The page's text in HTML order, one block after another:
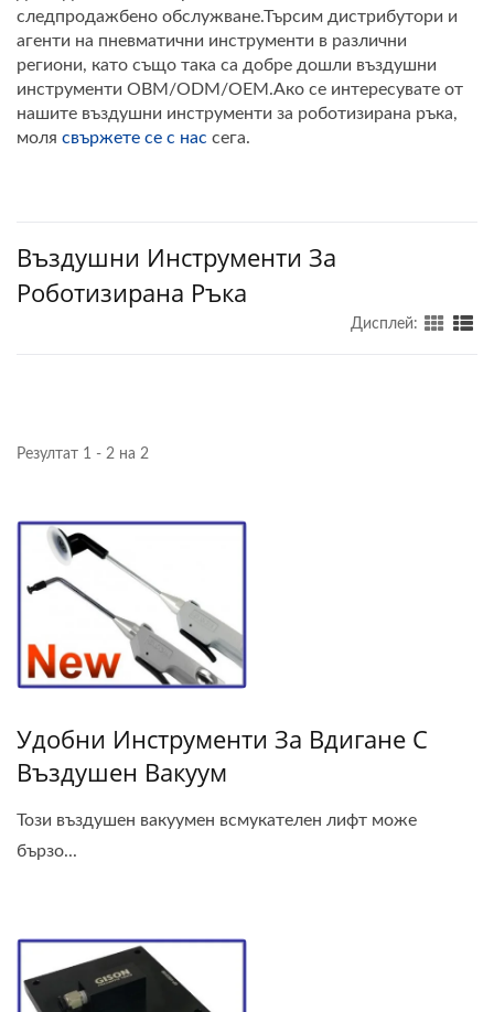
следпродажбено обслужване.Търсим дистрибутори и
агенти на пневматични инструменти в различни
региони, като също така са добре дошли въздушни
инструменти OBM/ODM/OEM.Ако се интересувате от
нашите въздушни инструменти за роботизирана ръка,
моля свържете се с нас сега.
Въздушни Инструменти За
Роботизирана Ръка
Дисплей:
Резултат 1 - 2 на 2
Удобни Инструменти За Вдигане С
Въздушен Вакуум
Този въздушен вакуумен всмукателен лифт може
бързо...